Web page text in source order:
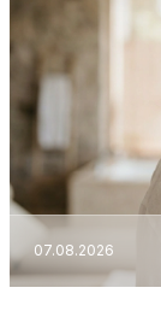
07.08.2026